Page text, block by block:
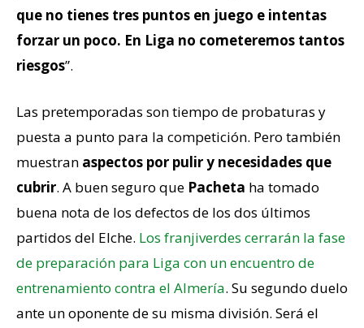
que no tienes tres puntos en juego e intentas
forzar un poco. En Liga no cometeremos tantos
riesgos”.
Las pretemporadas son tiempo de probaturas y
puesta a punto para la competición. Pero también
muestran aspectos por pulir y necesidades que
cubrir. A buen seguro que Pacheta ha tomado
buena nota de los defectos de los dos últimos
partidos del Elche. Los franjiverdes cerrarán la fase
de preparación para Liga con un encuentro de
entrenamiento contra el Almería. Su segundo duelo
ante un oponente de su misma división. Será el